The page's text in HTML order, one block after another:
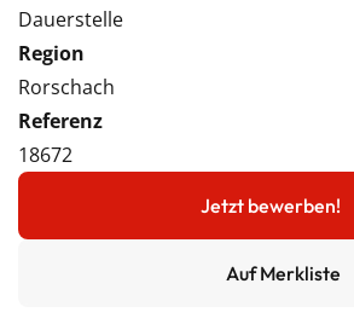
Dauerstelle
Region
Rorschach
Referenz
18672
Jetzt bewerben!
Auf Merkliste